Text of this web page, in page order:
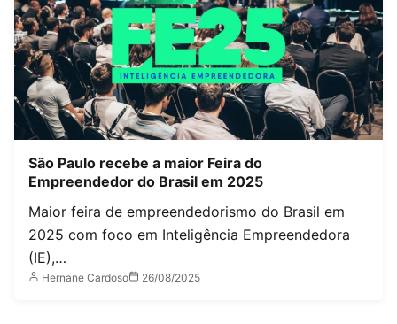
GESTÃO FINANCEIRA
São Paulo recebe a maior Feira do
Empreendedor do Brasil em 2025
Maior feira de empreendedorismo do Brasil em
2025 com foco em Inteligência Empreendedora
(IE),…
Hernane Cardoso 26/08/2025